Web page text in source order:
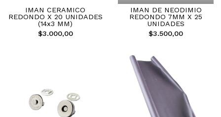
IMAN CERAMICO
REDONDO X 20 UNIDADES
(14x3 MM)
$3.000,00
IMAN DE NEODIMIO
REDONDO 7MM X 25
UNIDADES
$3.500,00